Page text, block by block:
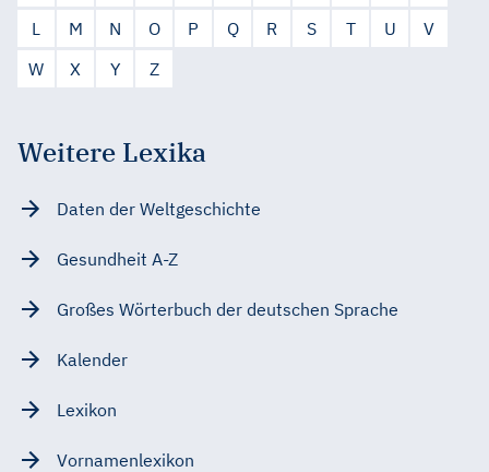
L
M N O P Q R S T U
V
W
X Y Z
Weitere Lexika
Daten der Weltgeschichte
Gesundheit A-Z
Großes Wörterbuch der deutschen Sprache
Kalender
Lexikon
Vornamenlexikon